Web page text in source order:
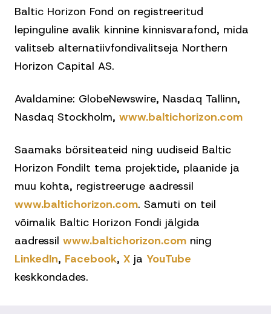
Baltic Horizon Fond on registreeritud
lepinguline avalik kinnine kinnisvarafond, mida
valitseb alternatiivfondivalitseja Northern
Horizon Capital AS.
Avaldamine: GlobeNewswire, Nasdaq Tallinn,
Nasdaq Stockholm, www.baltichorizon.com
Saamaks börsiteateid ning uudiseid Baltic
Horizon Fondilt tema projektide, plaanide ja
muu kohta, registreeruge aadressil
www.baltichorizon.com. Samuti on teil
võimalik Baltic Horizon Fondi jälgida
aadressil www.baltichorizon.com ning
LinkedIn, Facebook, X ja YouTube
keskkondades.